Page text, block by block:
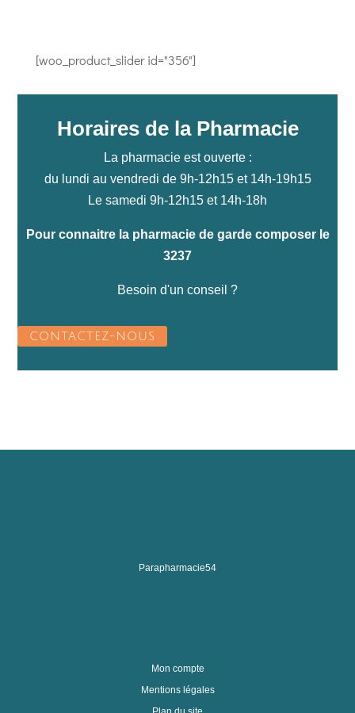
[woo_product_slider id="356"]
Horaires de la Pharmacie
La pharmacie est ouverte :
du lundi au vendredi de 9h-12h15 et 14h-19h15
Le samedi 9h-12h15 et 14h-18h
Pour connaitre la pharmacie de garde composer le
3237
Besoin d'un conseil ?
CONTACTEZ-NOUS
Parapharmacie54
Mon compte
Mentions légales